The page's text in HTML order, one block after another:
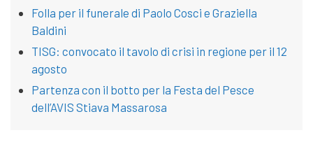
Folla per il funerale di Paolo Cosci e Graziella
Baldini
TISG: convocato il tavolo di crisi in regione per il 12
agosto
Partenza con il botto per la Festa del Pesce
dell’AVIS Stiava Massarosa